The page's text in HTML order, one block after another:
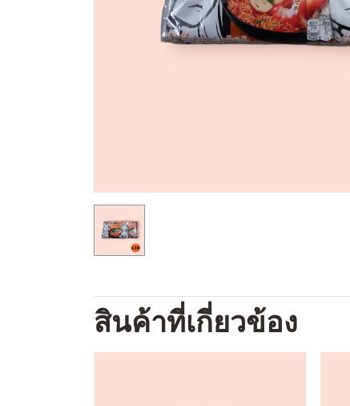
สินค้าที่เกี่ยวข้อง